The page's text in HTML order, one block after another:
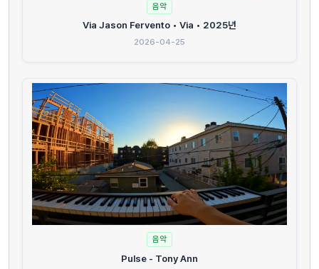
음악
Via Jason Fervento • Via • 2025년
2026-04-25
음악
Pulse - Tony Ann